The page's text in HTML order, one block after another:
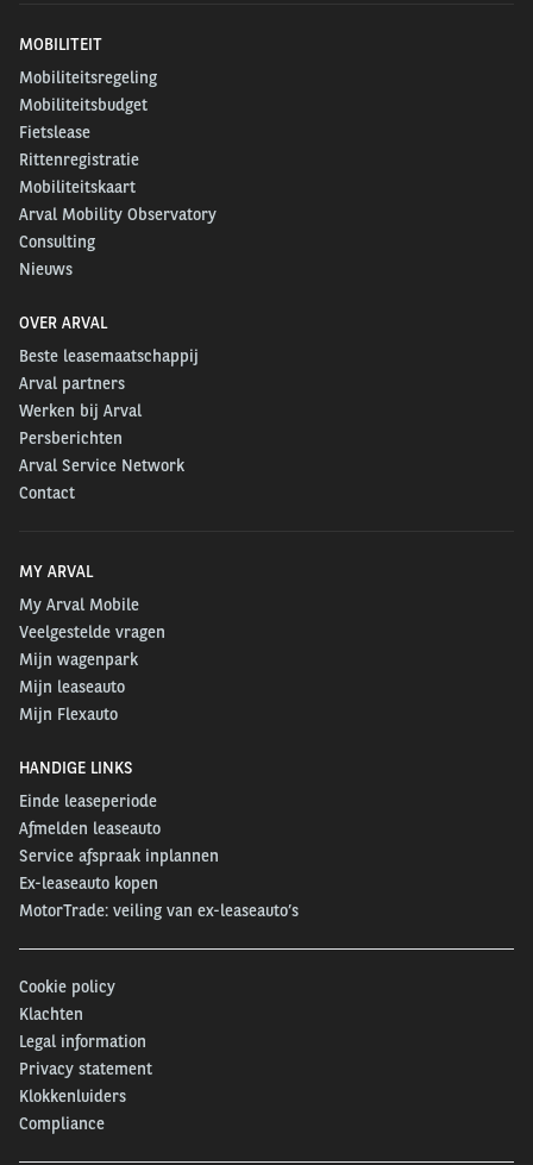
MOBILITEIT
Mobiliteitsregeling
Mobiliteitsbudget
Fietslease
Rittenregistratie
Mobiliteitskaart
Arval Mobility Observatory
Consulting
Nieuws
OVER ARVAL
Beste leasemaatschappij
Arval partners
Werken bij Arval
Persberichten
Arval Service Network
Contact
MY ARVAL
My Arval Mobile
Veelgestelde vragen
Mijn wagenpark
Mijn leaseauto
Mijn Flexauto
HANDIGE LINKS
Einde leaseperiode
Afmelden leaseauto
Service afspraak inplannen
Ex-leaseauto kopen
MotorTrade: veiling van ex-leaseauto’s
Cookie policy
Klachten
Legal information
Privacy statement
Klokkenluiders
Compliance